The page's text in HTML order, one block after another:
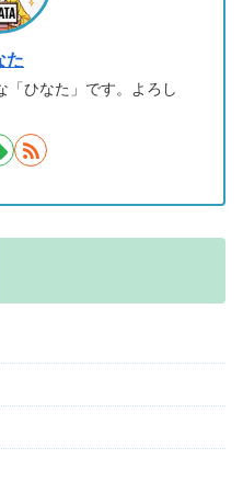
た
「ひなた」です。よろし